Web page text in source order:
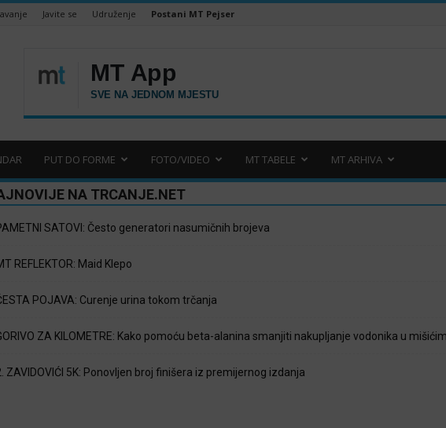
Javite se Udruženje Postani MT Pejser
PUT DO FORME FOTO/VIDEO MT TABELE MT ARHIVA
NA TRCANJE.NET
SATOVI: Često generatori nasumičnih brojeva
REFLEKTOR: Maid Klepo
POJAVA: Curenje urina tokom trčanja
ZA KILOMETRE: Kako pomoću beta-alanina smanjiti nakupljanje vodonika u
ZAVIDOVIĆI 5K: Ponovljen broj finišera iz premijernog izdanja